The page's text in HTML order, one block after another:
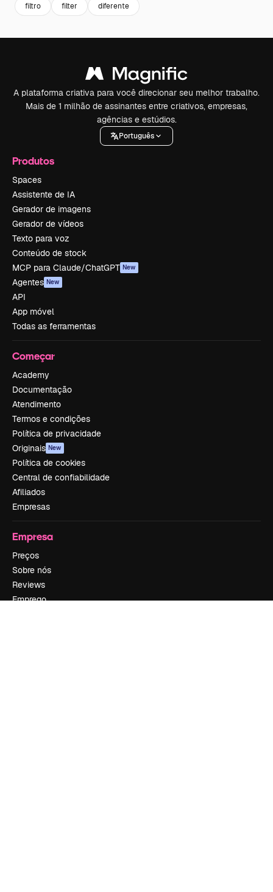
filtro filter diferente
A plataforma criativa para você direcionar seu melhor trabalho.
Mais de 1 milhão de assinantes entre criativos, empresas,
agências e estúdios.
Português
Produtos
Spaces
Assistente de IA
Gerador de imagens
Gerador de vídeos
Texto para voz
Conteúdo de stock
MCP para Claude/ChatGPT New
Agentes New
API
App móvel
Todas as ferramentas
Começar
Academy
Documentação
Atendimento
Termos e condições
Política de privacidade
Originais New
Política de cookies
Central de confiabilidade
Afiliados
Empresas
Empresa
Preços
Sobre nós
Reviews
Emprego